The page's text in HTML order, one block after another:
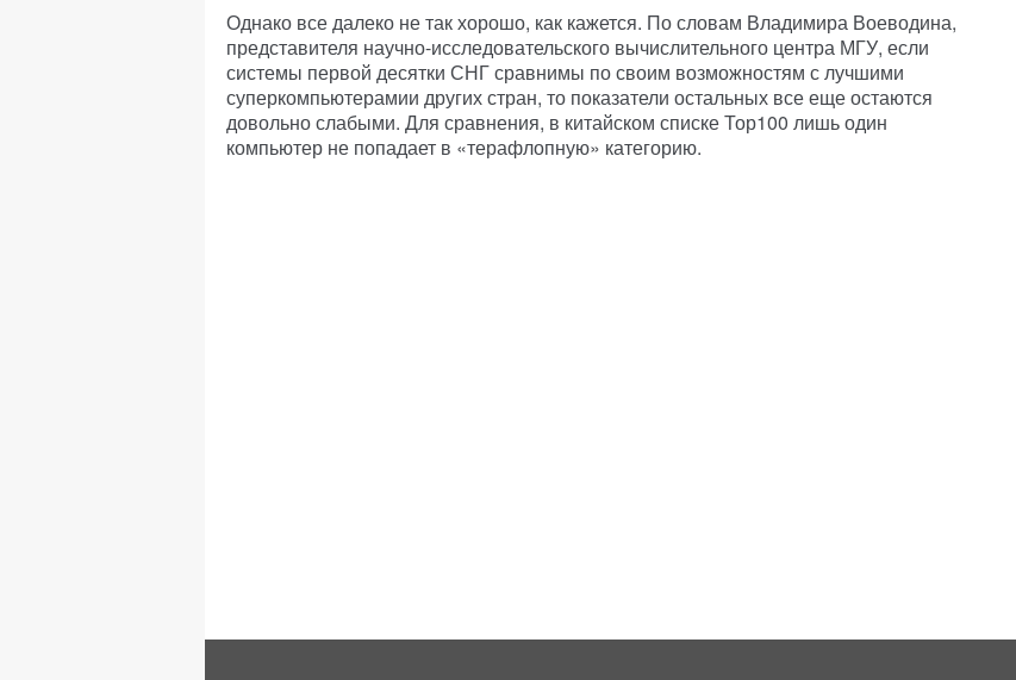
Однако все далеко не так хорошо, как кажется. По словам Владимира Воеводина,
представителя научно-исследовательского вычислительного центра МГУ, если
системы первой десятки СНГ сравнимы по своим возможностям с лучшими
суперкомпьютерамии других стран, то показатели остальных все еще остаются
довольно слабыми. Для сравнения, в китайском списке Тор100 лишь один
компьютер не попадает в «терафлопную» категорию.